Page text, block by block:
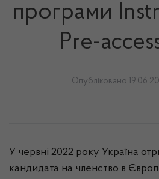
програми
Pre-
Опубліковано
У червні 2022 року Україна
кандидата на членство в